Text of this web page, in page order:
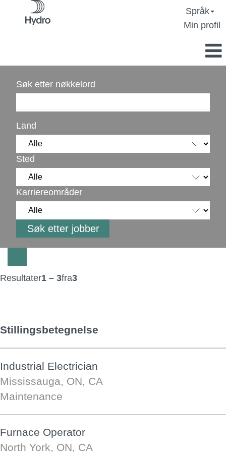
Språk
Min profil
Søk etter nøkkelord
Land
Sted
Karriereområder
Resultater1 – 3fra3
Stillingsbetegnelse
Industrial Electrician
Mississauga, ON, CA
Maintenance
Furnace Operator
North York, ON, CA